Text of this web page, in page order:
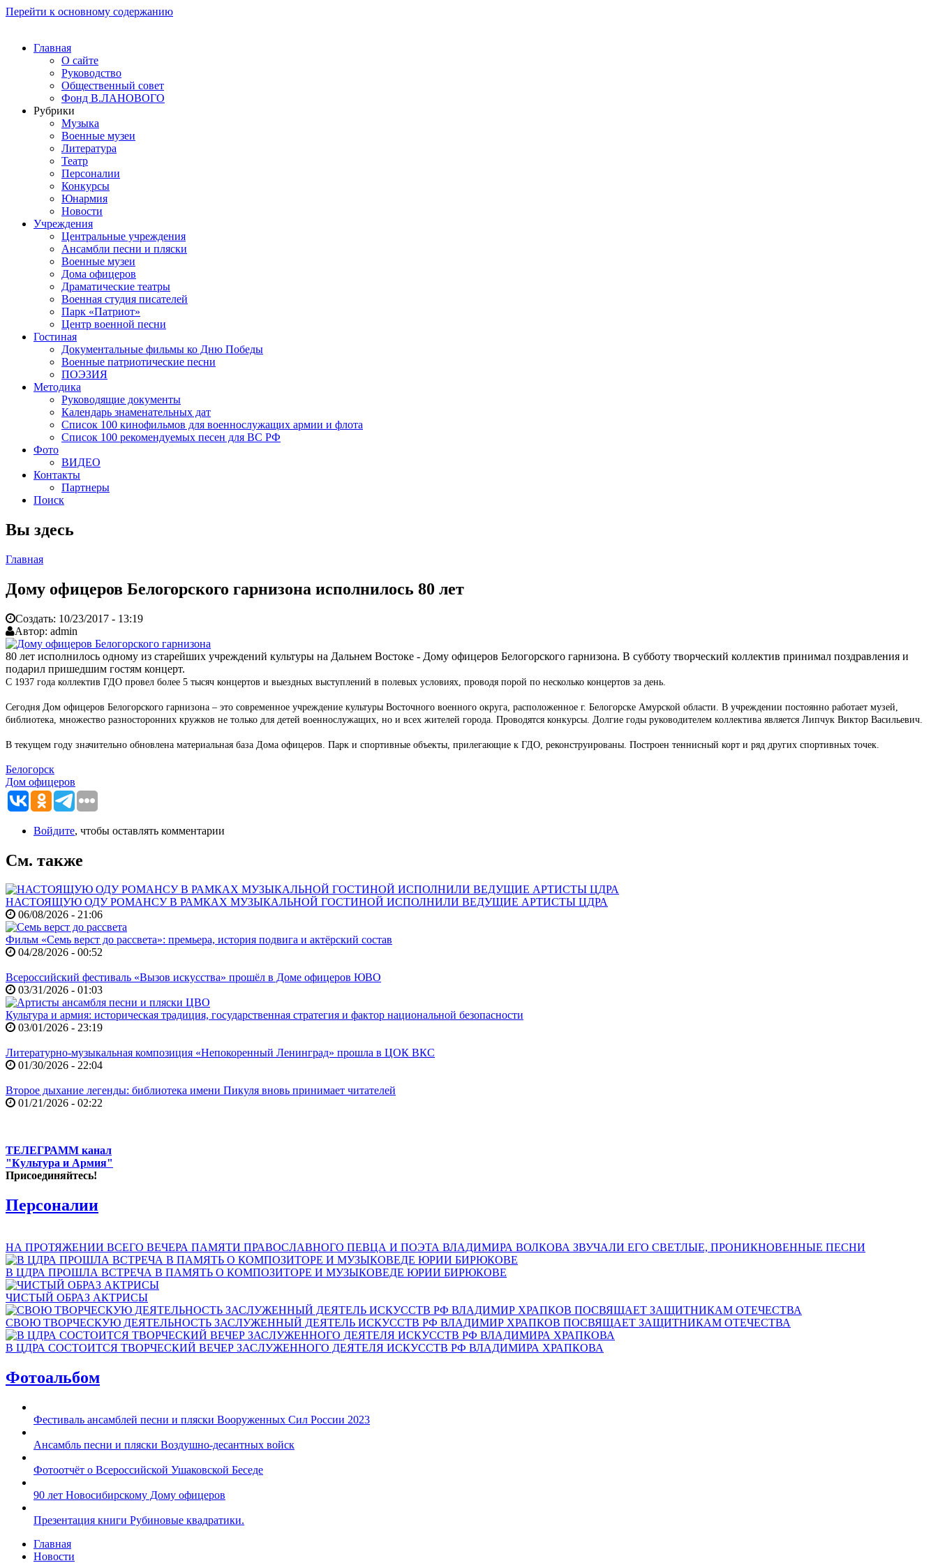
Перейти к основному содержанию
Главная
О сайте
Руководство
Общественный совет
Фонд В.ЛАНОВОГО
Рубрики
Музыка
Военные музеи
Литература
Театр
Персоналии
Конкурсы
Юнармия
Новости
Учреждения
Центральные учреждения
Ансамбли песни и пляски
Военные музеи
Дома офицеров
Драматические театры
Военная студия писателей
Парк «Патриот»
Центр военной песни
Гостиная
Документальные фильмы ко Дню Победы
Военные патриотические песни
ПОЭЗИЯ
Методика
Руководящие документы
Календарь знаменательных дат
Список 100 кинофильмов для военнослужащих армии и флота
Список 100 рекомендуемых песен для ВС РФ
Фото
ВИДЕО
Контакты
Партнеры
Поиск
Вы здесь
Главная
Дому офицеров Белогорского гарнизона исполнилось 80 лет
Создать: 10/23/2017 - 13:19
Автор: admin
80 лет исполнилось одному из старейших учреждений культуры на Дальнем Востоке - Дому офицеров Белогорского гарнизона. В субботу творческий коллектив принимал поздравления и
подарил пришедшим гостям концерт.
С 1937 года коллектив ГДО провел более 5 тысяч концертов и выездных выступлений в полевых условиях, проводя порой по несколько концертов за день.
Сегодня Дом офицеров Белогорского гарнизона – это современное учреждение культуры Восточного военного округа, расположенное г. Белогорске Амурской области. В учреждении постоянно работает музей,
библиотека, множество разносторонних кружков не только для детей военнослужащих, но и всех жителей города. Проводятся конкурсы. Долгие годы руководителем коллектива является Липчук Виктор Васильевич.
В текущем году значительно обновлена материальная база Дома офицеров. Парк и спортивные объекты, прилегающие к ГДО, реконструированы. Построен теннисный корт и ряд других спортивных точек.
Белогорск
Дом офицеров
Войдите, чтобы оставлять комментарии
См. также
НАСТОЯЩУЮ ОДУ РОМАНСУ В РАМКАХ МУЗЫКАЛЬНОЙ ГОСТИНОЙ ИСПОЛНИЛИ ВЕДУЩИЕ АРТИСТЫ ЦДРА
06/08/2026 - 21:06
Фильм «Семь верст до рассвета»: премьера, история подвига и актёрский состав
04/28/2026 - 00:52
Всероссийский фестиваль «Вызов искусства» прошёл в Доме офицеров ЮВО
03/31/2026 - 01:03
Культура и армия: историческая традиция, государственная стратегия и фактор национальной безопасности
03/01/2026 - 23:19
Литературно-музыкальная композиция «Непокоренный Ленинград» прошла в ЦОК ВКС
01/30/2026 - 22:04
Второе дыхание легенды: библиотека имени Пикуля вновь принимает читателей
01/21/2026 - 02:22
ТЕЛЕГРАММ канал
"Культура и Армия"
Присоединяйтесь!
Персоналии
НА ПРОТЯЖЕНИИ ВСЕГО ВЕЧЕРА ПАМЯТИ ПРАВОСЛАВНОГО ПЕВЦА И ПОЭТА ВЛАДИМИРА ВОЛКОВА ЗВУЧАЛИ ЕГО СВЕТЛЫЕ, ПРОНИКНОВЕННЫЕ ПЕСНИ
В ЦДРА ПРОШЛА ВСТРЕЧА В ПАМЯТЬ О КОМПОЗИТОРЕ И МУЗЫКОВЕДЕ ЮРИИ БИРЮКОВЕ
ЧИСТЫЙ ОБРАЗ АКТРИСЫ
СВОЮ ТВОРЧЕСКУЮ ДЕЯТЕЛЬНОСТЬ ЗАСЛУЖЕННЫЙ ДЕЯТЕЛЬ ИСКУССТВ РФ ВЛАДИМИР ХРАПКОВ ПОСВЯЩАЕТ ЗАЩИТНИКАМ ОТЕЧЕСТВА
В ЦДРА СОСТОИТСЯ ТВОРЧЕСКИЙ ВЕЧЕР ЗАСЛУЖЕННОГО ДЕЯТЕЛЯ ИСКУССТВ РФ ВЛАДИМИРА ХРАПКОВА
Фотоальбом
Фестиваль ансамблей песни и пляски Вооруженных Сил России 2023
Ансамбль песни и пляски Воздушно-десантных войск
Фотоотчёт о Всероссийской Ушаковской Беседе
90 лет Новосибирскому Дому офицеров
Презентация книги Рубиновые квадратики.
Главная
Новости